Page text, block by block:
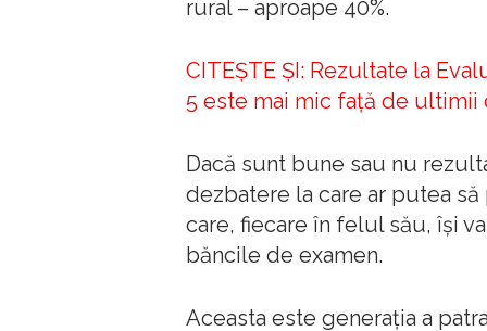
rural – aproape 40%.
CITEŞTE ŞI: Rezultate la
5 este mai mic față de ultimii
Dacă sunt bune sau nu
dezbatere la care ar putea
care, fiecare în felul său, îşi
băncile de examen.
Aceasta este generaţia a